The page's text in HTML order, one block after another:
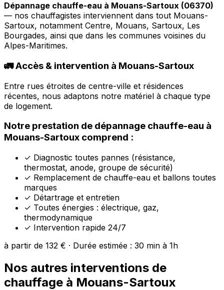
Dépannage chauffe-eau à Mouans-Sartoux (06370)
— nos chauffagistes interviennent dans tout Mouans-
Sartoux, notamment Centre, Mouans, Sartoux, Les
Bourgades, ainsi que dans les communes voisines du
Alpes-Maritimes.
🚛 Accès & intervention à Mouans-Sartoux
Entre rues étroites de centre-ville et résidences
récentes, nous adaptons notre matériel à chaque type
de logement.
Notre prestation de dépannage chauffe-eau à
Mouans-Sartoux comprend :
✓ Diagnostic toutes pannes (résistance,
thermostat, anode, groupe de sécurité)
✓ Remplacement de chauffe-eau et ballons toutes
marques
✓ Détartrage et entretien
✓ Toutes énergies : électrique, gaz,
thermodynamique
✓ Intervention rapide 24/7
à partir de 132 € · Durée estimée : 30 min à 1h
Nos autres interventions de
chauffage à Mouans-Sartoux